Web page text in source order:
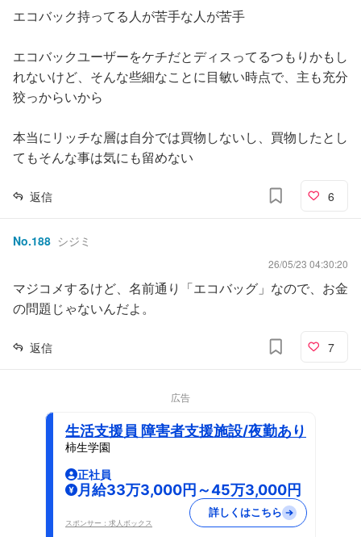
エコバック持ってる人が苦手な人が苦手
エコバックユーザーをケチだとディスってるつもりかもし
れないけど、そんな些細なことに目敏い時点で、主も充分
狡っからいから
本当にリッチな層は自分では買物しないし、買物したとし
てもそんな事は気にも留めない
返信 6
No.188 シジミ
26/05/23 04:30:20
マジコメするけど、名前通り「エコバッグ」なので、お金
の問題じゃないんだよ。
返信 7
広告
生活支援員 障害者支援施設/夜勤あり
柿生学園
正社員
月給33万3,000円～45万3,000円
スポンサー：求人ボックス
詳しくはこちら